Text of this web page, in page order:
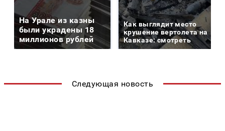
На Урале из казны
были украдены 18
миллионов рублей
Как выглядит место
крушение вертолета на
Кавказе: смотреть
Следующая новость